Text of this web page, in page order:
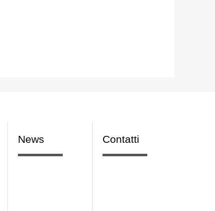
News Contatti